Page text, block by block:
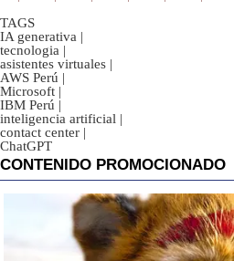
TAGS
IA generativa |
tecnologia |
asistentes virtuales |
AWS Perú |
Microsoft |
IBM Perú |
inteligencia artificial |
contact center |
ChatGPT